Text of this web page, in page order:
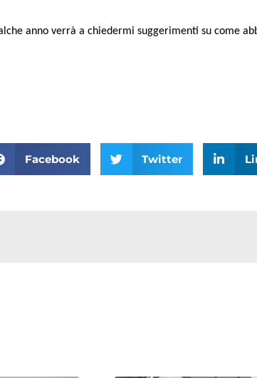
anno verrà a chiedermi suggerimenti su come
Facebook Twitter